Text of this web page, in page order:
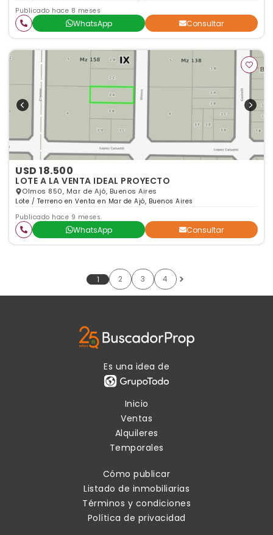
Publicado hace 8 meses
WhatsApp Consultar
USD 18.500
LOTE A LA VENTA IDEAL PROYECTO
Olmos 850, Mar de Ajó, Buenos Aires
Lote / Terreno en Venta en Mar de Ajó, Buenos Aires
Publicado hace 9 meses
WhatsApp Consultar
1 2 3 4
Es una idea de
Inicio
Ventas
Alquileres
Temporales
Cómo publicar
Listado de inmobiliarias
Términos y condiciones
Política de privacidad